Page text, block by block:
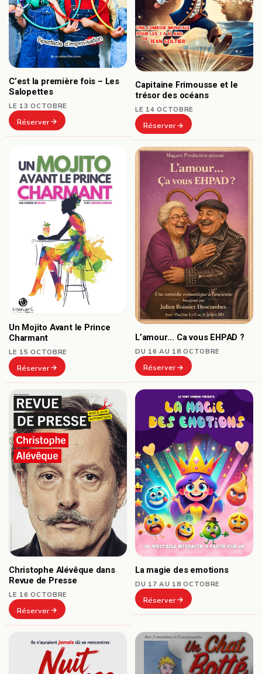
C’est la première fois – Les
Salopettes
LE 13 OCTOBRE
Réserver
Capitaine Frimousse et le
trésor des océans
LE 14 OCTOBRE
Réserver
Un Mojito Avant le Prince
Charmant
LE 15 OCTOBRE
Réserver
L’amour… Ca vous EHPAD ?
DU 16 AU 18 OCTOBRE
Réserver
Christophe Alévêque dans
Revue de Presse
LE 16 OCTOBRE
Réserver
La magie des emotions
DU 17 AU 18 OCTOBRE
Réserver